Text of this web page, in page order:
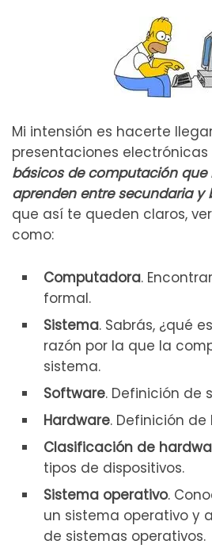
Mi intensión es hacerte
presentaciones electrónicas
básicos de computación que
aprenden entre secundaria y
que así te queden claros,
como:
Computadora.
formal.
Sistema. Sabrás, ¿qué
razón por la que la
sistema.
Software. Definición de
Hardware. Definición
Clasificación de
tipos de dispositivos.
Sistema operativo.
un sistema operativo y
de sistemas operativos.